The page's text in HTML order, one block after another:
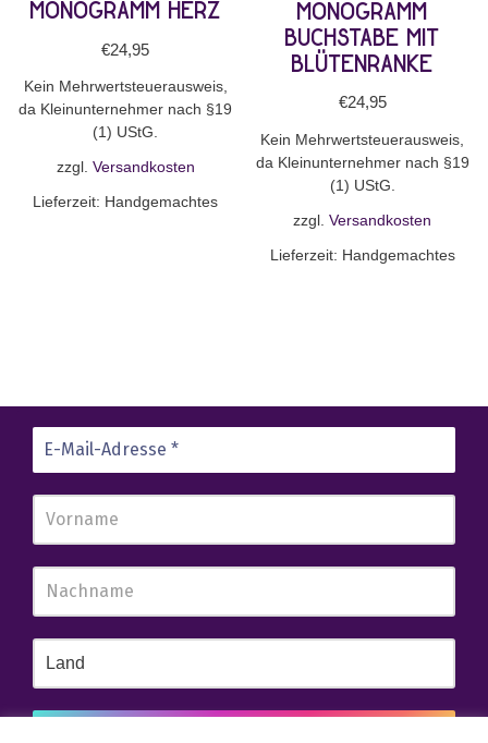
Monogramm Herz
€24,95
Kein Mehrwertsteuerausweis,
da Kleinunternehmer nach §19
(1) UStG.
zzgl. Versandkosten
Lieferzeit: Handgemachtes
Monogramm
Buchstabe mit
Blütenranke
€24,95
Kein Mehrwertsteuerausweis,
da Kleinunternehmer nach §19
(1) UStG.
zzgl.Versandkosten
Lieferzeit: Handgemachtes